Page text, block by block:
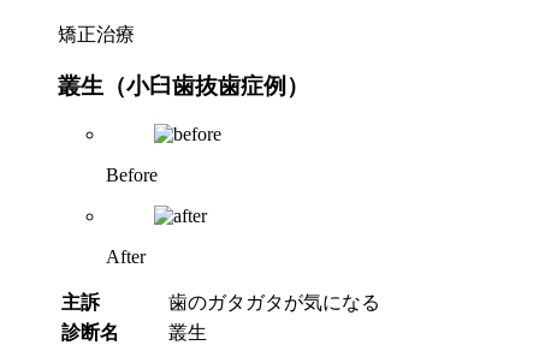
矯正治療
叢生（小臼歯抜歯症例）
Before
After
主訴
歯のガタガタが気になる
診断名
叢生